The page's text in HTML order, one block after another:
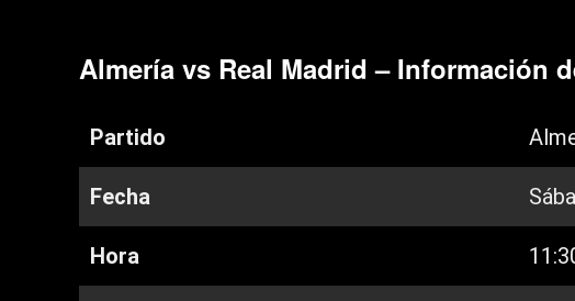
Almería vs Real Madrid – Información
Partido
Fecha
Hora